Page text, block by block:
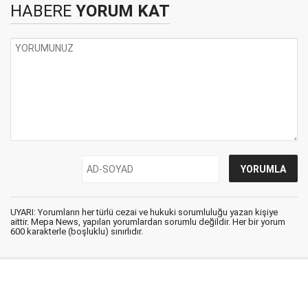
HABERE YORUM KAT
UYARI: Yorumların her türlü cezai ve hukuki sorumluluğu yazan kişiye
aittir. Mepa News, yapılan yorumlardan sorumlu değildir. Her bir yorum
600 karakterle (boşluklu) sınırlıdır.